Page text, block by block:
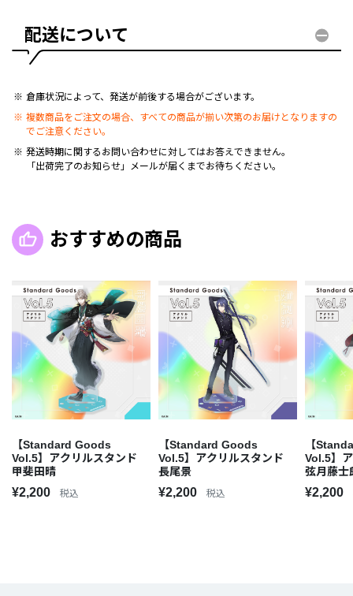
配送について
倉庫状況によって、発送が前後する場合がございます。
複数商品をご注文の場合、すべての商品が揃い次第のお届けとなりますの
でご注意ください。
発送時期に関するお問い合わせに対してはお答えできません。
「出荷完了のお知らせ」メールが届くまでお待ちください。
おすすめの商品
【Standard Goods
Vol.5】アクリルスタンド
甲斐田晴
¥2,200 税込
【Standard Goods
Vol.5】アクリルスタンド
長尾景
¥2,200 税込
【
Vol.5】
弦月藤士
¥2,200